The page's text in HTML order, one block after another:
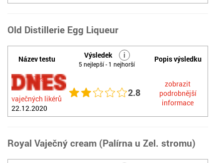
Old Distillerie Egg Liqueur
Název testu Výsledek i
5 nejlepší - 1 nejhorší
Popis výsledku
Test
vaječných likérů
22.12.2020
2.8
zobrazit
podrobnější
informace
Royal Vaječný cream (Palírna u Zel. stromu)